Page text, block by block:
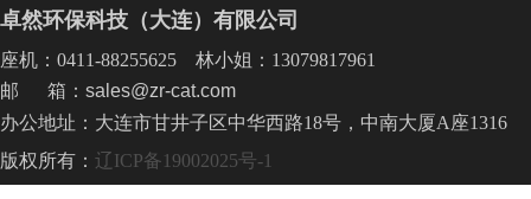
卓然环保科技（大连）有限公司
座机：0411-88255625 林小姐：13079817961
邮 箱：sales@zr-cat.com
办公地址：大连市甘井子区中华西路18号，中南大厦A座1316
版权所有： 辽ICP备19002025号-1